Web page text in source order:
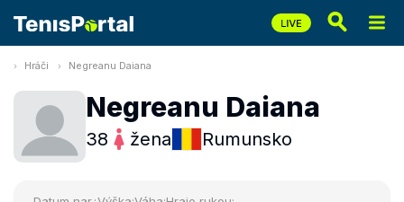
Hráči Negreanu Daiana
Negreanu Daiana
38 žena Rumunsko